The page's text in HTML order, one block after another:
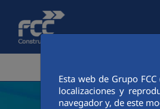
Saltar al contenido principal
Esta web de Grupo
localizaciones y
navegador y, de este